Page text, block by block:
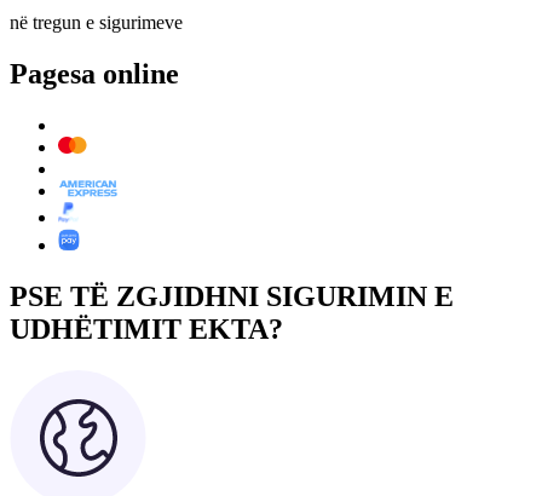
në tregun e sigurimeve
Pagesa online
PSE TË ZGJIDHNI SIGURIMIN E
UDHËTIMIT EKTA?